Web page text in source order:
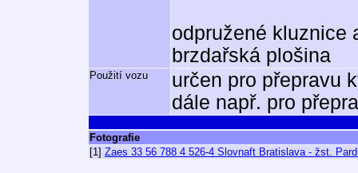
odpružené kluznice
brzdařská plošina
Použití vozu
určen pro přepravu
dále např. pro
Fotografie
[1] Zaes 33 56 788 4 526-4 Slovnaft Bratislava - žst.